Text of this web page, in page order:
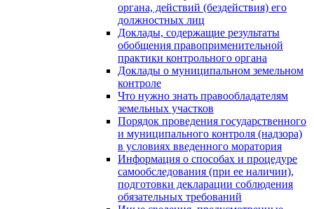
органа, действий (бездействия) его
должностных лиц
Доклады, содержащие результаты
обобщения правоприменительной
практики контрольного органа
Доклады о муниципальном земельном
контроле
Что нужно знать правообладателям
земельных участков
Порядок проведения государственного
и муниципального контроля (надзора)
в условиях введенного моратория
Информация о способах и процедуре
самообследования (при ее наличии),
подготовки декларации соблюдения
обязательных требований